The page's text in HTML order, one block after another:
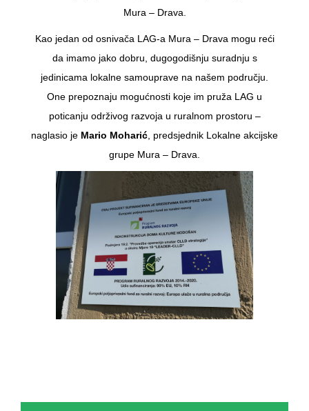
Mura – Drava.
Kao jedan od osnivača LAG-a Mura – Drava mogu reći
da imamo jako dobru, dugogodišnju suradnju s
jedinicama lokalne samouprave na našem području.
One prepoznaju mogućnosti koje im pruža LAG u
poticanju održivog razvoja u ruralnom prostoru –
naglasio je Mario Moharić, predsjednik Lokalne akcijske
grupe Mura – Drava.